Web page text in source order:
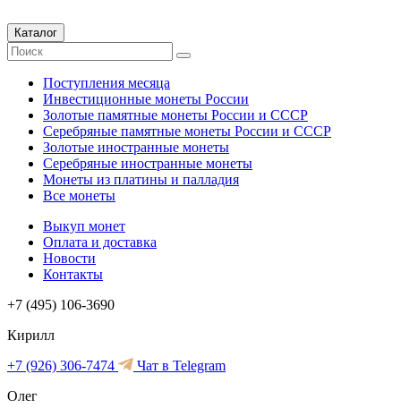
Каталог
Поступления месяца
Инвестиционные монеты России
Золотые памятные монеты России и СССР
Серебряные памятные монеты России и СССР
Золотые иностранные монеты
Серебряные иностранные монеты
Монеты из платины и палладия
Все монеты
Выкуп монет
Оплата и доставка
Новости
Контакты
+7 (495) 106-3690
Кирилл
+7 (926) 306-7474
Чат в Telegram
Олег